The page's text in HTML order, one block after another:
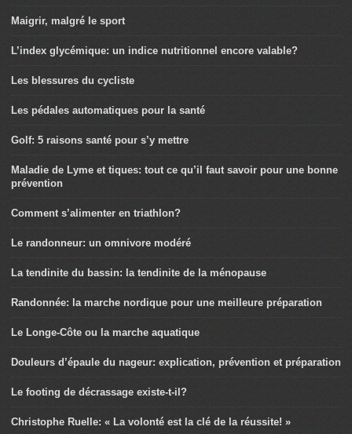
Maigrir, malgré le sport
L’index glycémique: un indice nutritionnel encore valable?
Les blessures du cycliste
Les pédales automatiques pour la santé
Golf: 5 raisons santé pour s’y mettre
Maladie de Lyme et tiques: tout ce qu’il faut savoir pour une bonne
prévention
Comment s’alimenter en triathlon?
Le randonneur: un omnivore modéré
La tendinite du bassin: la tendinite de la ménopause
Randonnée: la marche nordique pour une meilleure préparation
Le Longe-Côte ou la marche aquatique
Douleurs d’épaule du nageur: explication, prévention et préparation
Le footing de décrassage existe-t-il?
Christophe Ruelle: « La volonté est la clé de la réussite! »